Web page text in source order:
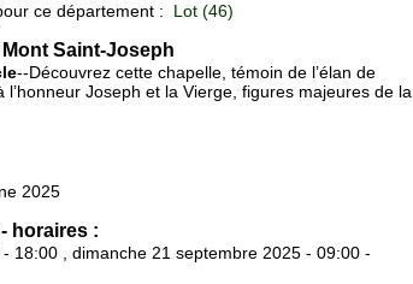
ce département : Lot (46)
Saint-Joseph
--Découvrez cette chapelle, témoin de l’élan de
Joseph et la Vierge, figures majeures de la
2025
horaires :
18:00 , dimanche 21 septembre 2025 - 09:00 -